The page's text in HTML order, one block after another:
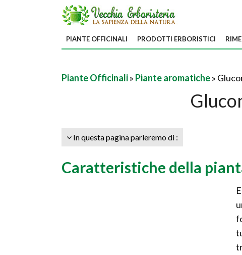
PIANTE OFFICINALI PRODOTTI ERBORISTICI
Piante Officinali» Piante aromatiche»
In questa pagina parleremo di :
Caratteristiche della